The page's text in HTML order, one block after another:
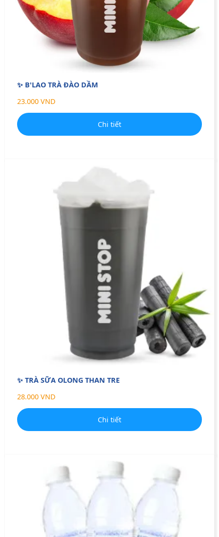
✨ B'LAO TRÀ ĐÀO DẦM
23.000 VND
Chi tiết
✨ TRÀ SỮA OLONG THAN TRE
28.000 VND
Chi tiết